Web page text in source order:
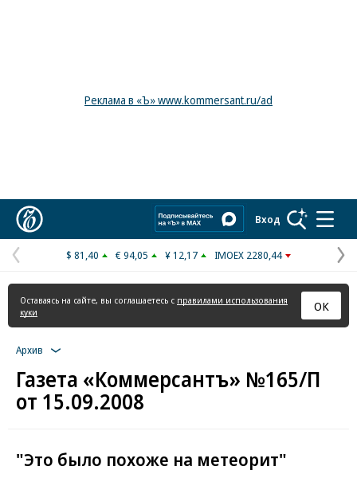
Реклама в «Ъ» www.kommersant.ru/ad
Вход
Предыдущая
страница
$ 81,40 € 94,05 ¥ 12,17 IMOEX 2280,44
Оставаясь на сайте, вы соглашаетесь с правилами использования
куки
ОК
Архив
Газета «Коммерсантъ» №165/П
от 15.09.2008
"Это было похоже на метеорит"